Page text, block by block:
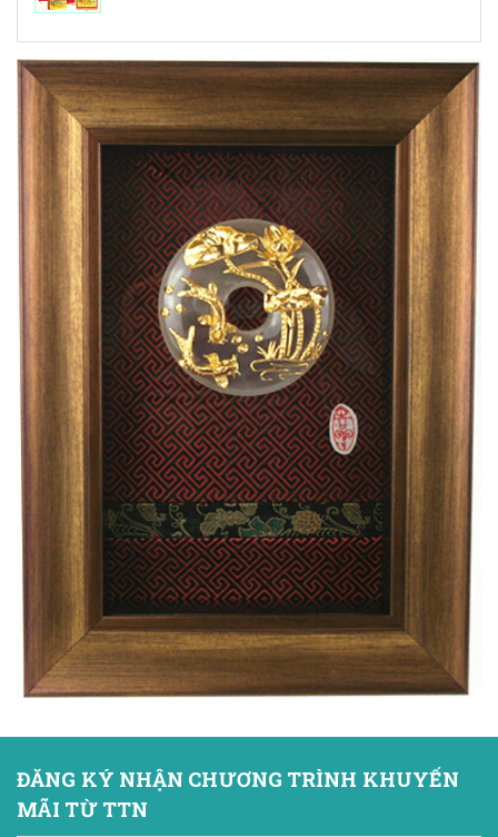
ĐĂNG KÝ NHẬN CHƯƠNG TRÌNH KHUYẾN
MÃI TỪ TTN